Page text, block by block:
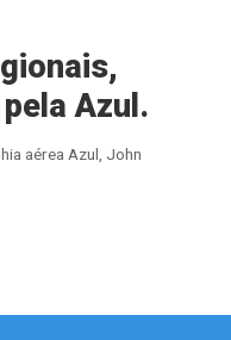
Azul.
aérea Azul, John